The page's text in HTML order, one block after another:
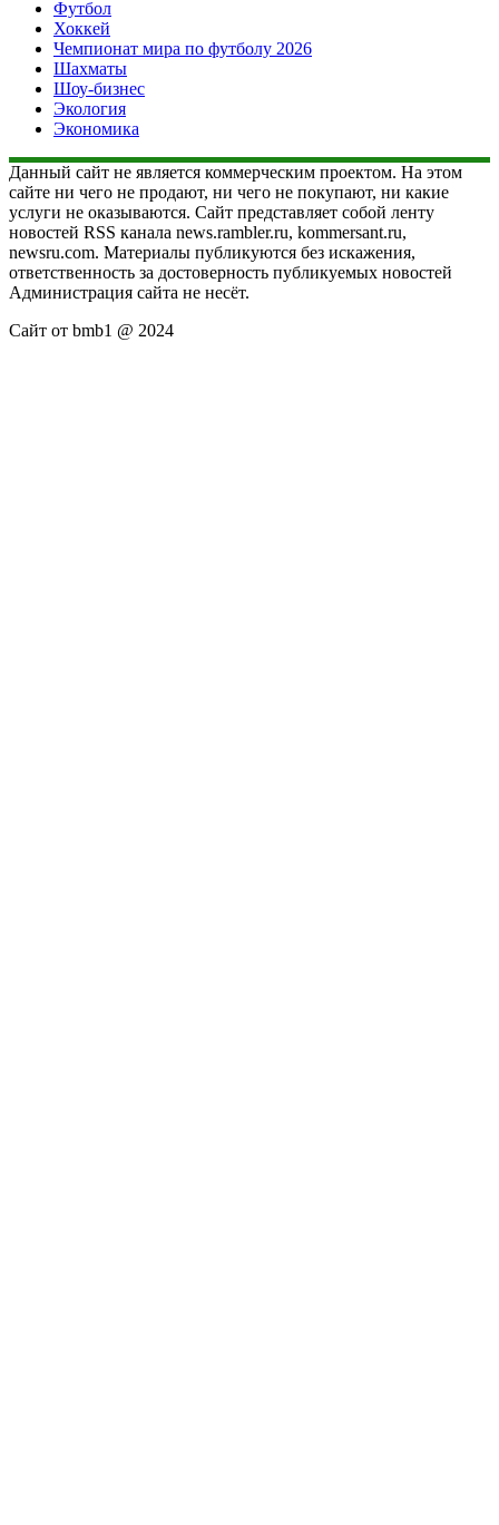
Футбол
Хоккей
Чемпионат мира по футболу 2026
Шахматы
Шоу-бизнес
Экология
Экономика
Данный сайт не является коммерческим проектом. На этом
сайте ни чего не продают, ни чего не покупают, ни какие
услуги не оказываются. Сайт представляет собой ленту
новостей RSS канала news.rambler.ru, kommersant.ru,
newsru.com. Материалы публикуются без искажения,
ответственность за достоверность публикуемых новостей
Администрация сайта не несёт.
Сайт от bmb1 @ 2024